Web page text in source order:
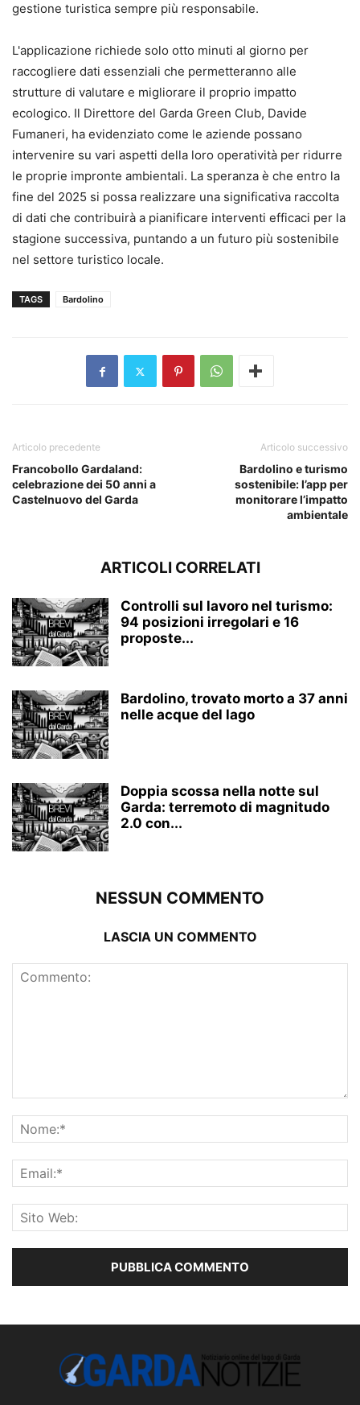
gestione turistica sempre più responsabile.
L'applicazione richiede solo otto minuti al giorno per
raccogliere dati essenziali che permetteranno alle
strutture di valutare e migliorare il proprio impatto
ecologico. Il Direttore del Garda Green Club, Davide
Fumaneri, ha evidenziato come le aziende possano
intervenire su vari aspetti della loro operatività per ridurre
le proprie impronte ambientali. La speranza è che entro la
fine del 2025 si possa realizzare una significativa raccolta
di dati che contribuirà a pianificare interventi efficaci per la
stagione successiva, puntando a un futuro più sostenibile
nel settore turistico locale.
TAGS Bardolino
Articolo precedente
Francobollo Gardaland:
celebrazione dei 50 anni a
Castelnuovo del Garda
Articolo successivo
Bardolino e turismo
sostenibile: l’app per
monitorare l’impatto
ambientale
ARTICOLI CORRELATI
Controlli sul lavoro nel turismo:
94 posizioni irregolari e 16
proposte...
Bardolino, trovato morto a 37 anni
nelle acque del lago
Doppia scossa nella notte sul
Garda: terremoto di magnitudo
2.0 con...
NESSUN COMMENTO
LASCIA UN COMMENTO